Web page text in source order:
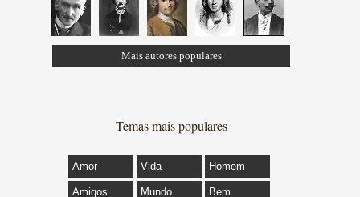
Mais autores populares
Temas mais populares
Amor Vida Homem
Amigos Mundo Bem